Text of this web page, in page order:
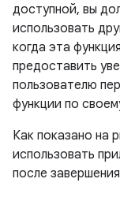
доступной, вы
использовать
когда эта
предоставить
пользователю
функции по
Как показано на
использовать
после